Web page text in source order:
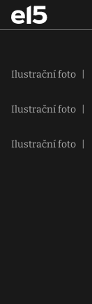
Ilustrační foto
Ilustrační foto
Ilustrační foto